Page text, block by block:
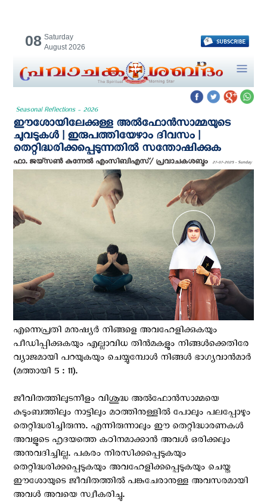
08 Saturday
August 2026
Seasonal Reflections - 2026
ഈശോയിലേക്കുള്ള അൽഫോൻസാമ്മയുടെ
ചുവടുകൾ | ഇരുപത്തിയേഴാം ദിവസം |
തെറ്റിദ്ധരിക്കപ്പെടുന്നതിൽ സന്തോഷിക്കുക
ഫാ. ജയ്സൺ കുന്നേൽ എം‌സി‌ബി‌എസ്/ പ്രവാചകശബ്ദം 27-07-2025 - Sunday
എന്നെപ്രതി മനുഷ്യര്‍ നിങ്ങളെ അവഹേളിക്കുകയും
പീഡിപ്പിക്കുകയും എല്ലാവിധ തിന്‍മകളും നിങ്ങള്‍ക്കെതിരേ
വ്യാജമായി പറയുകയും ചെയ്യുമ്പോള്‍ നിങ്ങള്‍ ഭാഗ്യവാന്‍മാര്‍
(മത്തായി 5 : 11).
ജീവിതത്തിലുടനീളം വിശുദ്ധ അൽഫോൻസാമ്മയെ
കുടുംബത്തിലും നാട്ടിലും മഠത്തിനുള്ളിൽ പോലും പലപ്പോഴും
തെറ്റിദ്ധരിച്ചിരുന്നു. എന്നിരുന്നാലും ഈ തെറ്റിദ്ധാരണകൾ
അവളുടെ ഹൃദയത്തെ കഠിനമാക്കാൻ അവൾ ഒരിക്കലും
അനുവദിച്ചില്ല. പകരം നിരസിക്കപ്പെടുകയും
തെറ്റിദ്ധരിക്കപ്പെടുകയും അവഹേളിക്കപ്പെടുകയും ചെയ്ത
ഈശോയുടെ ജീവിതത്തിൽ പങ്കുചേരാനുള്ള അവസരമായി
അവൾ അവയെ സ്വീകരിച്ചു.